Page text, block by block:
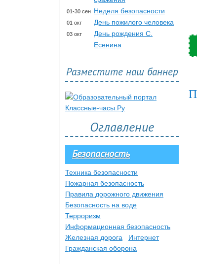
01-30 сен Неделя безопасности
01 окт День пожилого человека
03 окт
День рождения С.
Есенина
Разместите наш баннер
Оглавление
Безопасность
Техника безопасности
Пожарная безопасность
Правила дорожного движения
Безопасность на воде
Терроризм
Информационная безопасность
Железная дорога
Интернет
Гражданская оборона